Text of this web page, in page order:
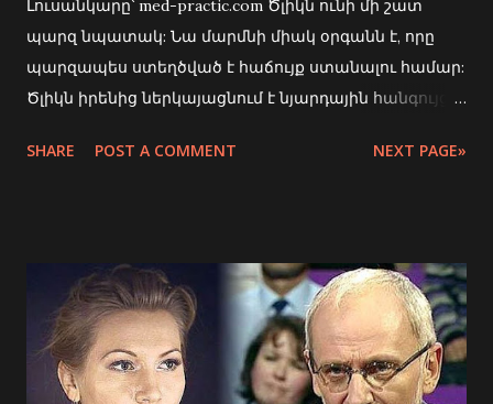
մեկին ավելի ճիշտ կլինի արտահայտել կոնկրետ
հատկանիշ և կոնկրետ մարդու անուն, քանի որ այլ
բառեր ու ածանցներ օգտագործ...
Լուսանկարը՝ med-practic.com Ծլիկն ունի մի շատ
պարզ նպատակ: Նա մարմնի միակ օրգանն է, որը
պարզապես ստեղծված է հաճույք ստանալու համար:
Ծլիկն իրենից ներկայացնում է նյարդային հանգույց:
է, որ ծլիկի նյարդային կծիկների կենտրոնացումն
Ծլիկում գտնվող նյարդերի քանակը երկու անքամ
գերազանցում է առնանդամինը: Սա մի դրական
փաստ է հեշտոցի մասին, Նատալի Անժեյի `“Կին․ Մի
ինտիմ Աշխարագրություն” գրքից:
SHARE POST A COMMENT NEXT PAGE»